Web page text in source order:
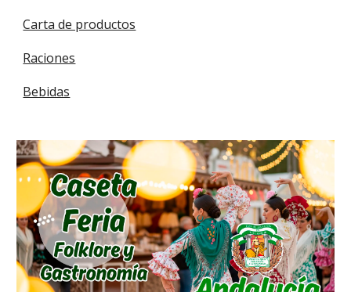
Carta de productos
Raciones
Bebidas